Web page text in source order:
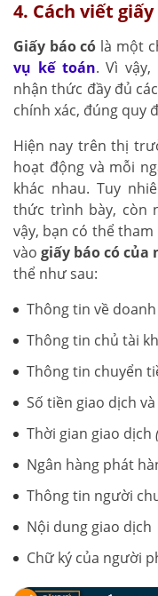
4. Cách viết
Giấy báo có là một
vụ kế toán. Vì
nhận thức đầy đủ
chính xác, đúng quy
Hiện nay trên thị
hoạt động và mỗi
khác nhau. Tuy
thức trình bày, còn
vậy, bạn có thể
vào giấy báo có của
thể như sau:
Thông tin về
Thông tin chủ tài
Thông tin chuyển
Số tiền giao dịch
Thời gian giao dịch
Ngân hàng phát
Thông tin người
Nội dung giao dịch
Chữ ký của người